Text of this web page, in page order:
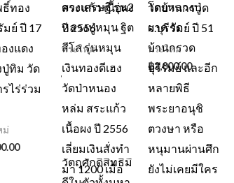
ธิ์ทอง
มย์ ปี 17
งแดง
ทิม วัด
ไร่ร่วม
ม่
สระแก้ว เนื้อผง
ปี 2556
พระใหม่
วัดบ้านกรวด
จ.บุรีรัมย์ ปี 51
พระใหม่
฿3,000.00